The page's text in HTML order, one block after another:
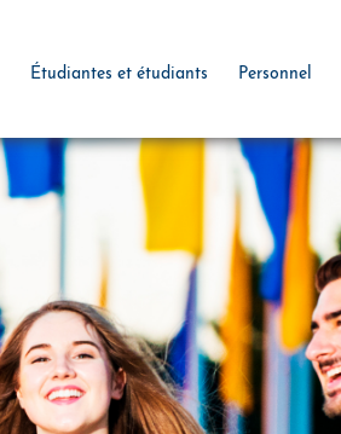
Étudiantes et étudiants Personnel